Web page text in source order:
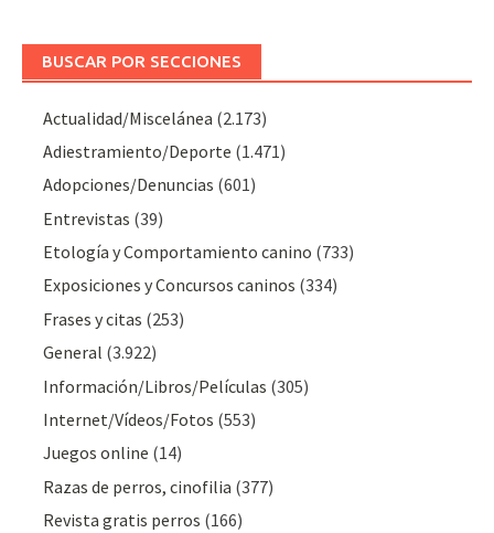
BUSCAR POR SECCIONES
Actualidad/Miscelánea (2.173)
Adiestramiento/Deporte (1.471)
Adopciones/Denuncias (601)
Entrevistas (39)
Etología y Comportamiento canino (733)
Exposiciones y Concursos caninos (334)
Frases y citas (253)
General (3.922)
Información/Libros/Películas (305)
Internet/Vídeos/Fotos (553)
Juegos online (14)
Razas de perros, cinofilia (377)
Revista gratis perros (166)